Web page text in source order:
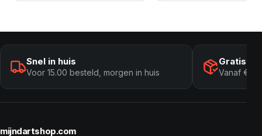
Snel in huis
Voor 15.00 besteld, morgen in huis
Gratis
Vanaf €
mijndartshop.com